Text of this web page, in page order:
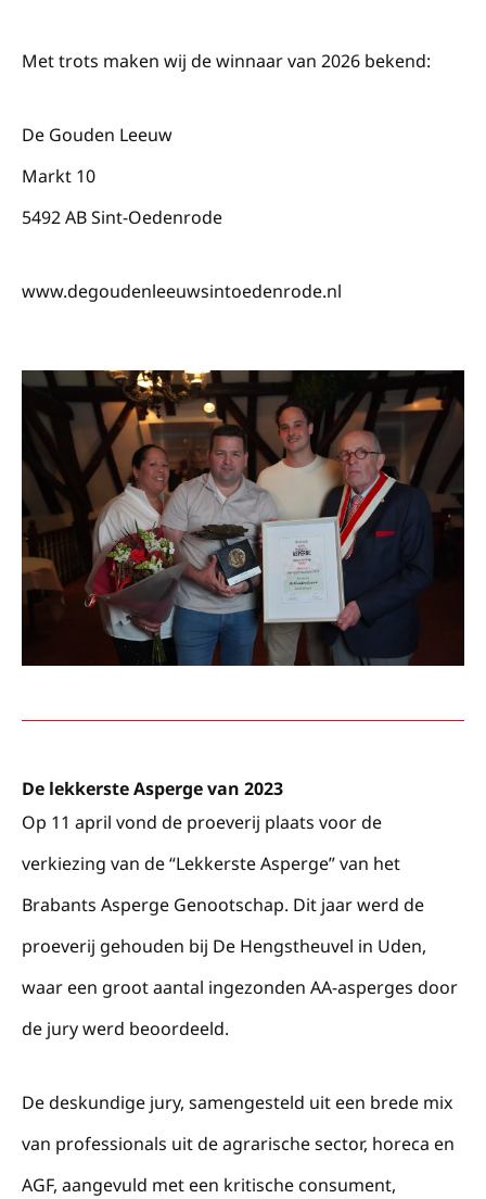
Met trots maken wij de winnaar van 2026 bekend:
De Gouden Leeuw
Markt 10
5492 AB Sint-Oedenrode
www.degoudenleeuwsintoedenrode.nl
De lekkerste Asperge van 2023
Op 11 april vond de proeverij plaats voor de
verkiezing van de “Lekkerste Asperge” van het
Brabants Asperge Genootschap. Dit jaar werd de
proeverij gehouden bij De Hengstheuvel in Uden,
waar een groot aantal ingezonden AA-asperges door
de jury werd beoordeeld.
De deskundige jury, samengesteld uit een brede mix
van professionals uit de agrarische sector, horeca en
AGF, aangevuld met een kritische consument,